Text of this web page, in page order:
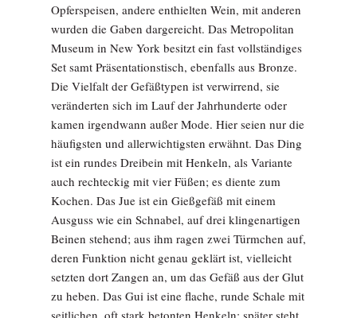
Opferspeisen, andere enthielten Wein, mit anderen
wurden die Gaben dargereicht. Das Metropolitan
Museum in New York besitzt ein fast vollständiges
Set samt Präsentationstisch, ebenfalls aus Bronze.
Die Vielfalt der Gefäßtypen ist verwirrend, sie
veränderten sich im Lauf der Jahrhunderte oder
kamen irgendwann außer Mode. Hier seien nur die
häufigsten und allerwichtigsten erwähnt. Das Ding
ist ein rundes Dreibein mit Henkeln, als Variante
auch rechteckig mit vier Füßen; es diente zum
Kochen. Das Jue ist ein Gießgefäß mit einem
Ausguss wie ein Schnabel, auf drei klingenartigen
Beinen stehend; aus ihm ragen zwei Türmchen auf,
deren Funktion nicht genau geklärt ist, vielleicht
setzten dort Zangen an, um das Gefäß aus der Glut
zu heben. Das Gui ist eine flache, runde Schale mit
seitlichen, oft stark betonten Henkeln; später steht